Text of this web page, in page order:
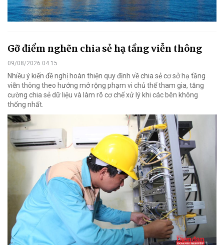
Gỡ điểm nghẽn chia sẻ hạ tầng viễn thông
09/08/2026 04:15
Nhiều ý kiến đề nghị hoàn thiện quy định về chia sẻ cơ sở hạ tầng
viễn thông theo hướng mở rộng phạm vi chủ thể tham gia, tăng
cường chia sẻ dữ liệu và làm rõ cơ chế xử lý khi các bên không
thống nhất.